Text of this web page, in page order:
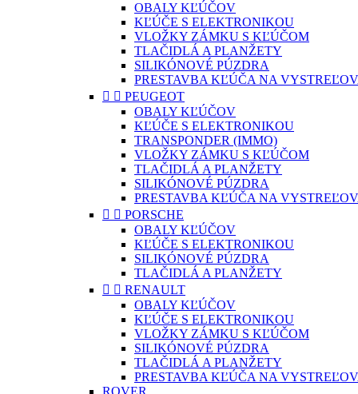
OBALY KĽÚČOV
KĽÚČE S ELEKTRONIKOU
VLOŽKY ZÁMKU S KĽÚČOM
TLAČIDLÁ A PLANŽETY
SILIKÓNOVÉ PÚZDRA
PRESTAVBA KĽÚČA NA
  PEUGEOT
OBALY KĽÚČOV
KĽÚČE S ELEKTRONIKOU
TRANSPONDER (IMMO)
VLOŽKY ZÁMKU S KĽÚČOM
TLAČIDLÁ A PLANŽETY
SILIKÓNOVÉ PÚZDRA
PRESTAVBA KĽÚČA NA
  PORSCHE
OBALY KĽÚČOV
KĽÚČE S ELEKTRONIKOU
SILIKÓNOVÉ PÚZDRA
TLAČIDLÁ A PLANŽETY
  RENAULT
OBALY KĽÚČOV
KĽÚČE S ELEKTRONIKOU
VLOŽKY ZÁMKU S KĽÚČOM
SILIKÓNOVÉ PÚZDRA
TLAČIDLÁ A PLANŽETY
PRESTAVBA KĽÚČA NA
ROVER